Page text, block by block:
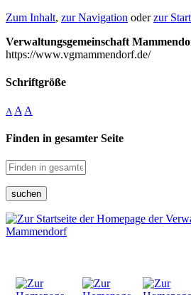
Zum Inhalt, zur Navigation oderzur
Verwaltungsgemeinschaft
https://www.vgmammendorf.de/
Schriftgröße
A A A
Finden in gesamter Seite
suchen